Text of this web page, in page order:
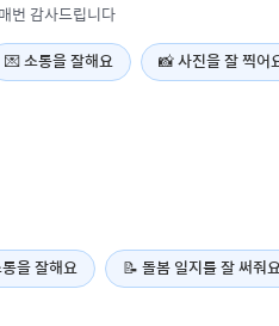
번 감사드립니다
💌 소통을 잘해요 📸사진을 잘 찍어
을 잘해요 📝 돌봄 일지를 잘 써줘